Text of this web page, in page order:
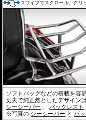
スワイプでスクロール、クリ
ソフトバッグなどの積載を容
丈夫で純正然としたデザイン
シーシーバー 、バックレスト
※写真の シーシーバー とバ